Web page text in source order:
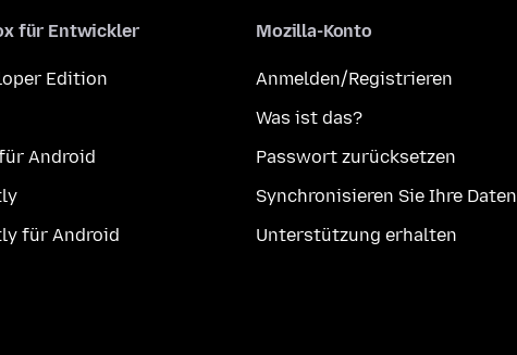
für Entwickler
Edition
Android
für Android
Mozilla-Konto
Anmelden/Registrieren
Was ist das?
Passwort zurücksetzen
Synchronisieren Sie Ihre Daten
Unterstützung erhalten